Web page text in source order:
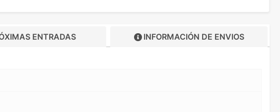
ENTRADAS INFORMACIÓN DE ENVIOS